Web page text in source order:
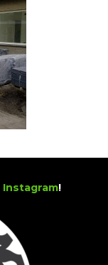
Instagram!